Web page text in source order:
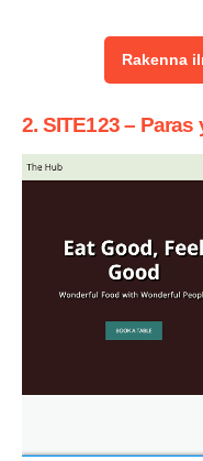
Rakenna
2. SITE123 –